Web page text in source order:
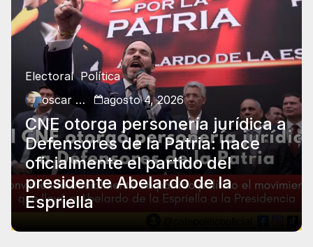
Electoral Política
oscar charry
agosto 4, 2026
CNE otorga personería jurídica a
Defensores de la Patria: nace
oficialmente el partido del
presidente Abelardo de la
Espriella